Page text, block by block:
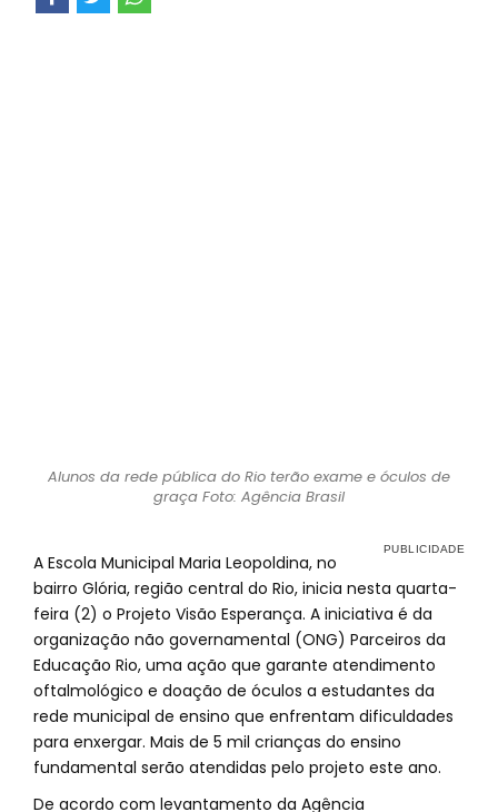
Alunos da rede pública do Rio terão exame e óculos de
graça Foto: Agência Brasil
A Escola Municipal Maria Leopoldina, no
bairro Glória, região central do Rio, inicia nesta quarta-
feira (2) o Projeto Visão Esperança. A iniciativa é da
organização não governamental (ONG) Parceiros da
Educação Rio, uma ação que garante atendimento
oftalmológico e doação de óculos a estudantes da
rede municipal de ensino que enfrentam dificuldades
para enxergar. Mais de 5 mil crianças do ensino
fundamental serão atendidas pelo projeto este ano.
De acordo com levantamento da Agência